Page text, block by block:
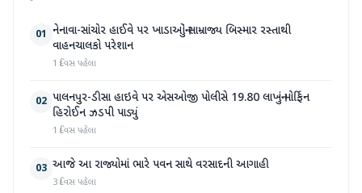
01 નેનાવા-સાંચોર હાઈવે પર ખાડાઓનું સામ્રાજ્ય બિસ્માર રસ્તાથી
વાહનચાલકો પરેશાન
1 દિવસ પહેલા
02 પાલનપુર-ડીસા હાઇવે પર એસઓજી પોલીસે 19.80 લાખનું મોર્ફિન
હિરોઈન ઝડપી પાડ્યું
1 દિવસ પહેલા
03 આજે આ રાજ્યોમાં ભારે પવન સાથે વરસાદની આગાહી
3 દિવસ પહેલા